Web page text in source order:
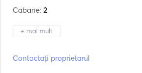
Cabane: 2
+ mai mult
Contactați proprietarul